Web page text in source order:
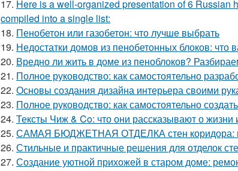
17. Here is a well-organized presentation of 6
compiled into a single list:
18. Пенобетон или газобетон: что лучше выбрать
19. Недостатки домов из пенобетонных блоков: что
20. Вредно ли жить в доме из пеноблоков?
21. Полное руководство: как самостоятельно
22. Основы создания дизайна интерьера своими
23. Полное руководство: как самостоятельно
24. Тексты Чиж & Co: что они рассказывают о жизни
25. САМАЯ БЮДЖЕТНАЯ ОТДЕЛКА стен коридора:
26. Стильные и практичные решения для отделок
27. Создание уютной прихожей в старом доме: